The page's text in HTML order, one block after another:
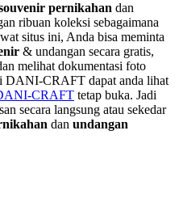
pernikahan dan
ribuan koleksi sebagaimana
situs ini, Anda bisa meminta
& undangan secara gratis,
melihat dokumentasi foto
DANI-CRAFT dapat anda lihat
CRAFT tetap buka. Jadi
secara langsung atau sekedar
dan undangan